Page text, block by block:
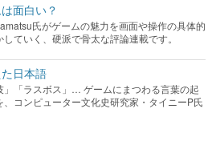
面白い？
氏がゲームの魅力を画面や操作の具体的
ていく、硬派で骨太な評論連載です。
日本語
」「ラスボス」… ゲームにまつわる言葉の起
コンピューター文化史研究家・タイニーP氏